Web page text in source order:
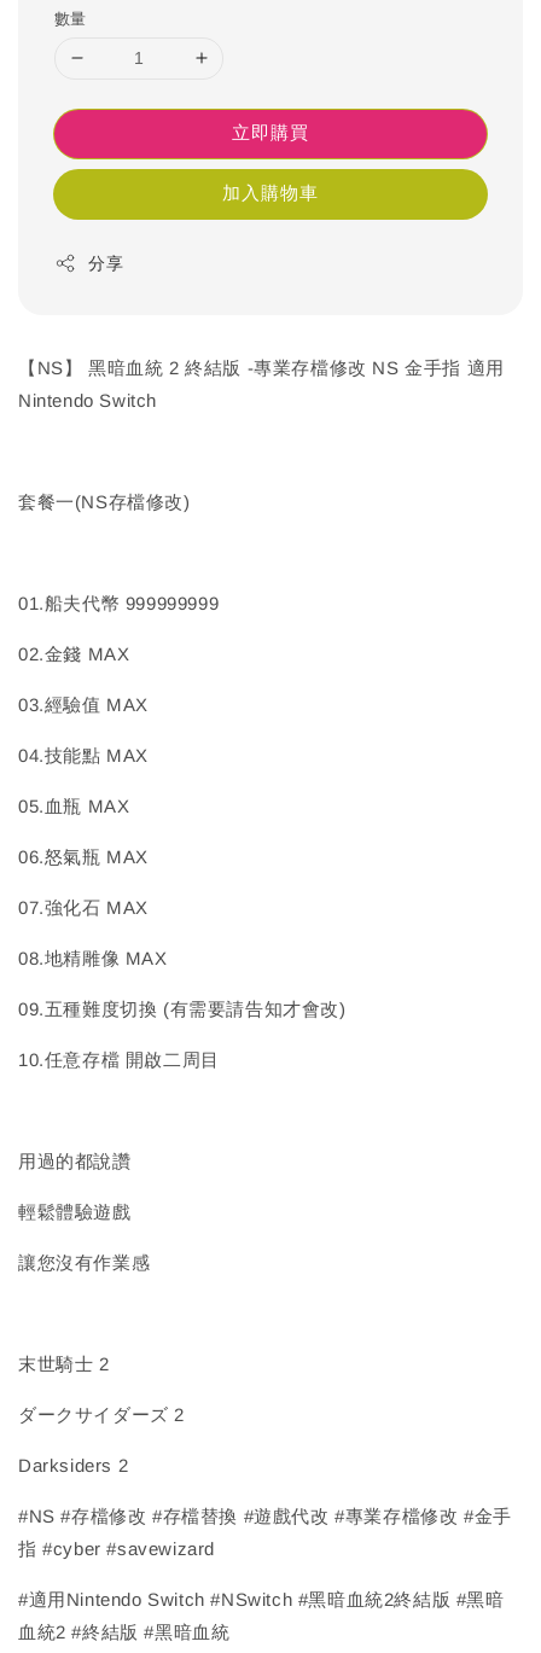
數量
立即購買
加入購物車
分享
【NS】 黑暗血統 2 終結版 -專業存檔修改 NS 金手指 適用
Nintendo Switch
套餐一(NS存檔修改)
01.船夫代幣 999999999
02.金錢 MAX
03.經驗值 MAX
04.技能點 MAX
05.血瓶 MAX
06.怒氣瓶 MAX
07.強化石 MAX
08.地精雕像 MAX
09.五種難度切換 (有需要請告知才會改)
10.任意存檔 開啟二周目
用過的都說讚
輕鬆體驗遊戲
讓您沒有作業感
末世騎士 2
ダークサイダーズ 2
Darksiders 2
#NS #存檔修改 #存檔替換 #遊戲代改 #專業存檔修改 #金手
指 #cyber #savewizard
#適用Nintendo Switch #NSwitch #黑暗血統2終結版 #黑暗
血統2 #終結版 #黑暗血統